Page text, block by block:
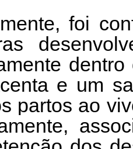
foi
e um
partos ao